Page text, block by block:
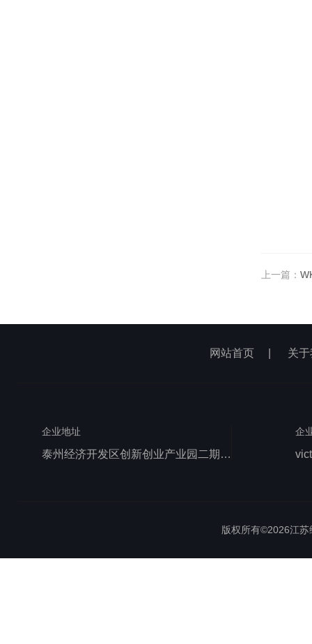
上一篇：
网站首页 关
企业地址
泰州经济开发区创新创业产业园二期1号厂房西侧三层
企
版权所有©2026江